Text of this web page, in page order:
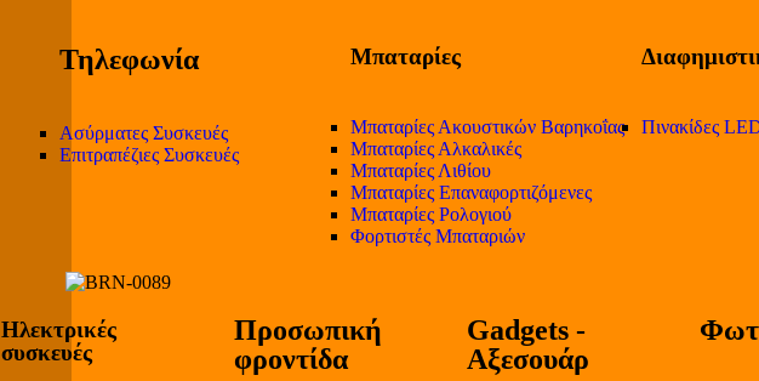
Τηλεφωνία
Ασύρματες Συσκευές
Επιτραπέζιες Συσκευές
Μπαταρίες
Μπαταρίες Ακουστικών Βαρηκοΐας
Μπαταρίες Αλκαλικές
Μπαταρίες Λιθίου
Μπαταρίες Επαναφορτιζόμενες
Μπαταρίες Ρολογιού
Φορτιστές Μπαταριών
Πινακίδες
Ηλεκτρικές
συσκευές
Προσωπική
φροντίδα
Gadgets -
Αξεσουάρ